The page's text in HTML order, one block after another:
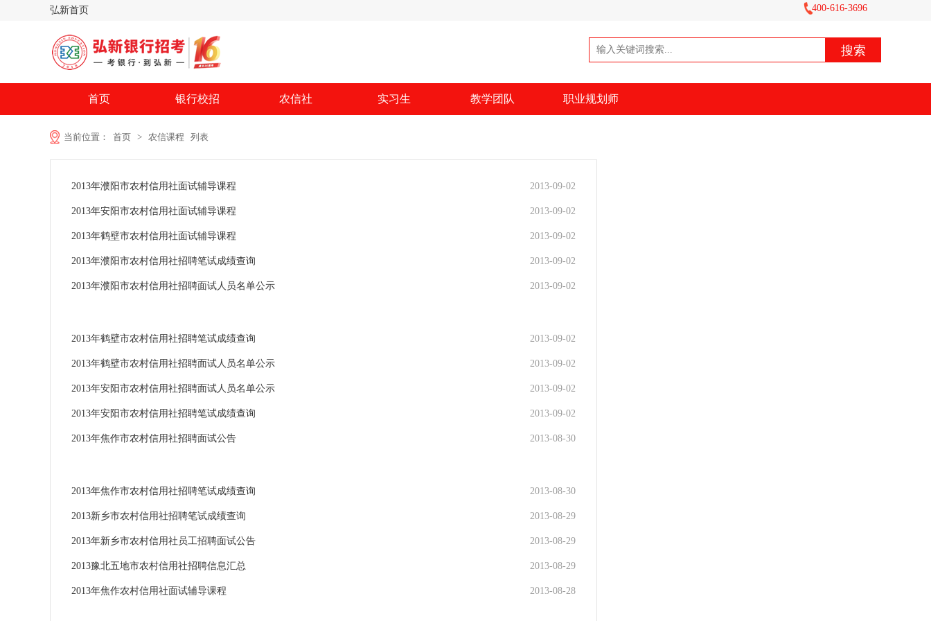
弘新首页 400-616-3696
首页 银行校招 农信社 实习生 教学团队 职业规划师
当前位置： 首页 > 农信课程 列表
2013年濮阳市农村信用社面试辅导课程 2013-09-02
2013年安阳市农村信用社面试辅导课程 2013-09-02
2013年鹤壁市农村信用社面试辅导课程 2013-09-02
2013年濮阳市农村信用社招聘笔试成绩查询 2013-09-02
2013年濮阳市农村信用社招聘面试人员名单公示 2013-09-02
2013年鹤壁市农村信用社招聘笔试成绩查询 2013-09-02
2013年鹤壁市农村信用社招聘面试人员名单公示 2013-09-02
2013年安阳市农村信用社招聘面试人员名单公示 2013-09-02
2013年安阳市农村信用社招聘笔试成绩查询 2013-09-02
2013年焦作市农村信用社招聘面试公告 2013-08-30
2013年焦作市农村信用社招聘笔试成绩查询 2013-08-30
2013新乡市农村信用社招聘笔试成绩查询 2013-08-29
2013年新乡市农村信用社员工招聘面试公告 2013-08-29
2013豫北五地市农村信用社招聘信息汇总 2013-08-29
2013年焦作农村信用社面试辅导课程 2013-08-28